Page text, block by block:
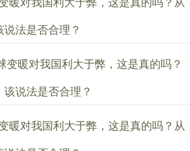
法是否合理？
变暖对我国利大于弊，这是真的吗？
说法是否合理？
暖对我国利大于弊，这是真的吗？从